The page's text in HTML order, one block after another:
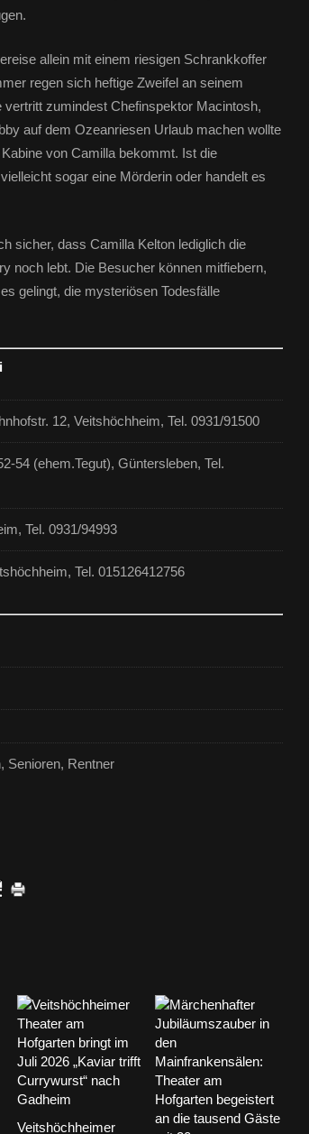
allein mit einem riesigen Schrankkoffer
regen sich hef­tige Zweifel an seinem
zumindest Chefinspektor Macintosh,
auf dem Ozeanriesen Urlaub machen wollte
von Camilla bekommt. Ist die
sogar eine Mörderin oder handelt es
sicher, dass Camilla Kelton lediglich die
noch lebt. Die Besucher können mitfiebern,
gelingt, die mysteriösen Todesfälle
12, Veitshöchheim, Tel. 0931/91500
54 (ehem.Tegut), Güntersleben, Tel.
Tel. 0931/94993
Tel. 015126412756
Senioren, Rentner
Veitshöchheimer